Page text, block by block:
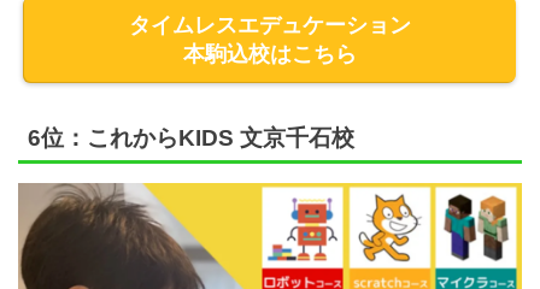
タイムレスエデュケーション
本駒込校はこちら
6位：これからKIDS 文京千石校